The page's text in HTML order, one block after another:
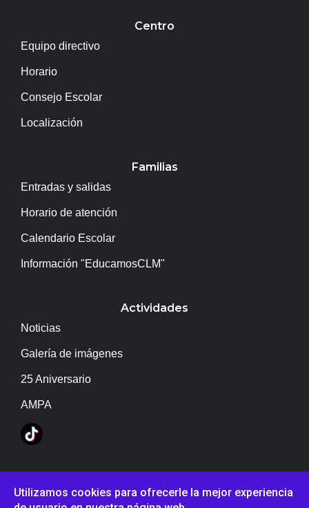
Centro
Equipo directivo
Horario
Consejo Escolar
Localización
Familias
Entradas y salidas
Horario de atención
Calendario Escolar
Información "EducamosCLM"
Actividades
Noticias
Galería de imágenes
25 Aniversario
AMPA
Utilizamos cookies para ofrecerle la mejor experiencia